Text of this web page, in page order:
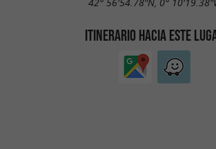
ITINERARIO HACIA ESTE